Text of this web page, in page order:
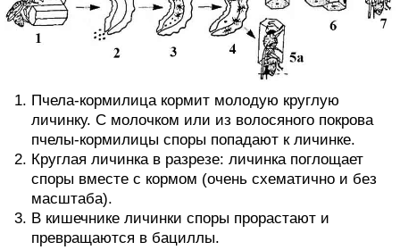
Пчела-кормилица кормит молодую круглую
личинку. С молочком или из волосяного покрова
пчелы-кормилицы споры попадают к личинке.
Круглая личинка в разрезе: личинка поглощает
споры вместе с кормом (очень схематично и без
масштаба).
В кишечнике личинки споры прорастают и
превращаются в бациллы.